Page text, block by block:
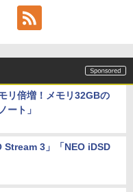
リ倍増！メモリ32GBの
ート」
3」「NEO iDSD